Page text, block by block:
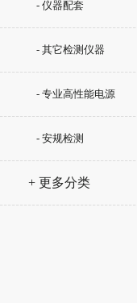
- 仪器配套
- 其它检测仪器
- 专业高性能电源
- 安规检测
+ 更多分类